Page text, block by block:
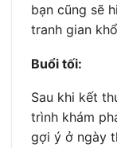
bạn cũng sẽ
tranh gian
Buổi tối:
Sau khi kết
trình khám
gợi ý ở ngày